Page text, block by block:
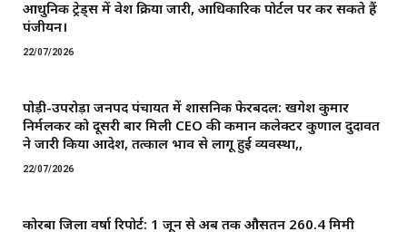
आधुनिक ट्रेड्स में प्रवेश प्रक्रिया जारी, आधिकारिक पोर्टल पर कर सकते हैं
पंजीयन।
22/07/2026
पोड़ी-उपरोड़ा जनपद पंचायत में प्रशासनिक फेरबदल: खगेश कुमार
निर्मलकर को दूसरी बार मिली CEO की कमान ​कलेक्टर कुणाल दुदावत
ने जारी किया आदेश, तत्काल प्रभाव से लागू हुई व्यवस्था,,
22/07/2026
कोरबा जिला वर्षा रिपोर्ट: 1 जून से अब तक औसतन 260.4 मिमी